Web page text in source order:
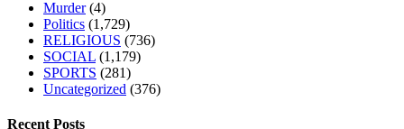
Murder(4)
Politics (1,729)
RELIGIOUS (736)
SOCIAL (1,179)
SPORTS (281)
Uncategorized (376)
Recent Posts